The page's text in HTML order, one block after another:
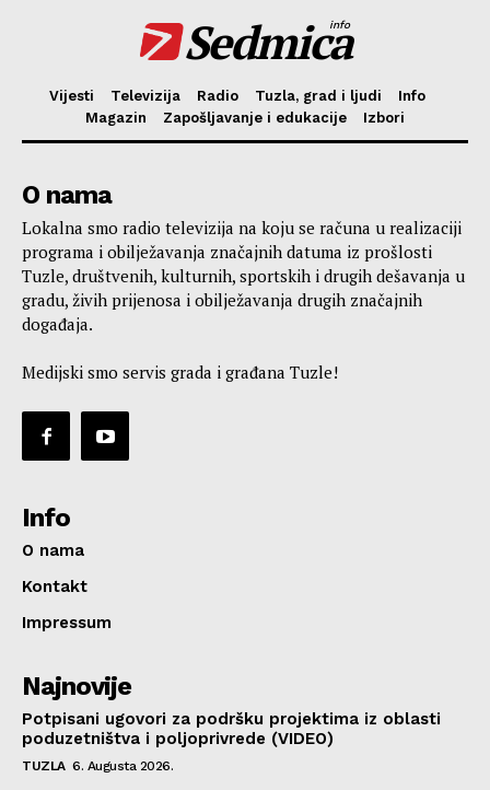
Sedmica
info
Vijesti Televizija Radio Tuzla, grad i ljudi
Info
Magazin
Zapošljavanje i edukacije Izbori
O nama
Lokalna smo radio televizija na koju se računa u realizaciji
programa i obilježavanja značajnih datuma iz prošlosti
Tuzle, društvenih, kulturnih, sportskih i drugih dešavanja u
gradu, živih prijenosa i obilježavanja drugih značajnih
događaja.
Medijski smo servis grada i građana Tuzle!
Info
O nama
Kontakt
Impressum
Najnovije
Potpisani ugovori za podršku projektima iz oblasti
poduzetništva i poljoprivrede (VIDEO)
TUZLA 6. Augusta 2026.